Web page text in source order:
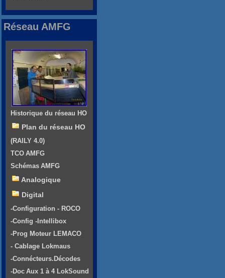
Réseau AMFG
Historique du réseau HO
Plan du réseau HO
(RAILY 4.0)
TCO AMFG
Schémas AMFG
Analogique
Digital
-Configuration - ROCO
-Config -Intellibox
-Prog Moteur LEMACO
- Cablage Lokmaus
-Connécteurs.Décodes
-Doc Aux 1 à 4 LokSound